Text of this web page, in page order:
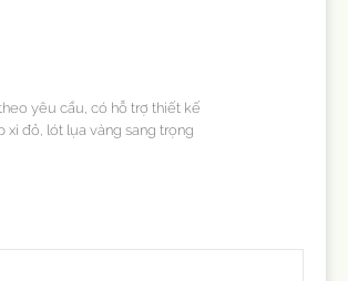
yêu cầu, có hỗ trợ thiết kế
đỏ, lót lụa vàng sang trọng